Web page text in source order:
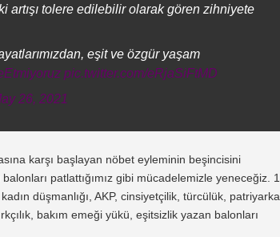
artışı tolere edilebilir olarak gören zihniyete
eşit ve özgür yaşam
pic.twitter.com/eRjaSiFtMD
26, 2021
karşı başlayan nöbet eyleminin beşincisini
patlattığımız gibi mücadelemizle yeneceğiz. 1
düşmanlığı, AKP, cinsiyetçilik, türcülük, patriyarka,
bakım emeği yükü, eşitsizlik yazan balonları